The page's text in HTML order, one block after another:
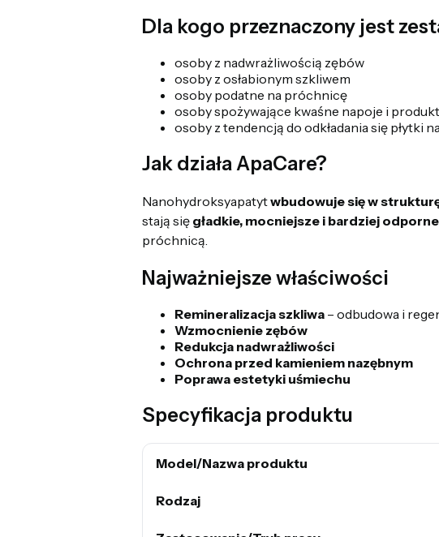
Dla kogo przeznaczony jest
osoby z nadwrażliwością zębów
osoby z osłabionym szkliwem
osoby podatne na próchnicę
osoby spożywające kwaśne napoje i
osoby z tendencją do odkładania się płytki
Jak działa ApaCare?
Nanohydroksyapatytwbudowuje się w
stają się gładkie, mocniejsze i bardziej odporne
próchnicą.
Najważniejsze właściwości
Remineralizacja szkliwa– odbudowa i
Wzmocnienie zębów
Redukcja nadwrażliwości
Ochrona przed kamieniem nazębnym
Poprawa estetyki uśmiechu
Specyfikacja produktu
Model/Nazwa produktu
Rodzaj